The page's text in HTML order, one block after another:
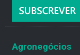
Agronegócios